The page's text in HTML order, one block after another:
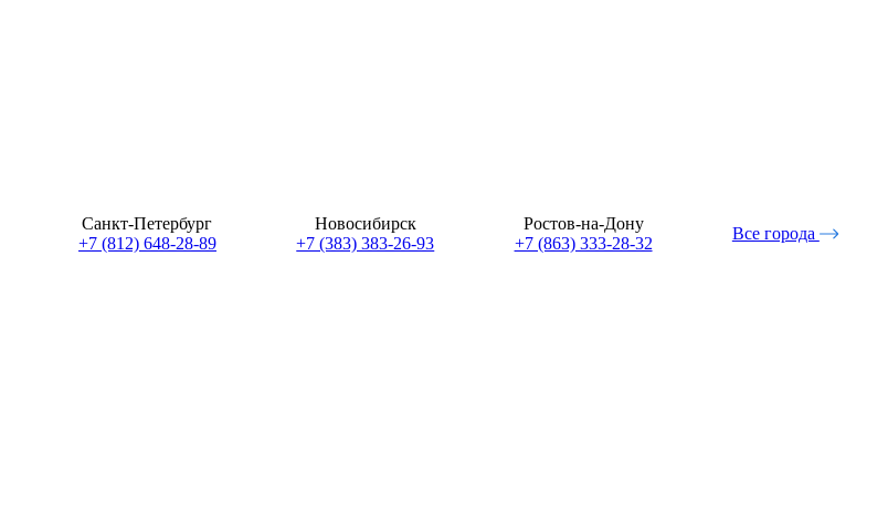
Санкт-Петербург
+7 (812) 648-28-89
Новосибирск
+7 (383) 383-26-93
Ростов-на-Дону
+7 (863) 333-28-32
Все города